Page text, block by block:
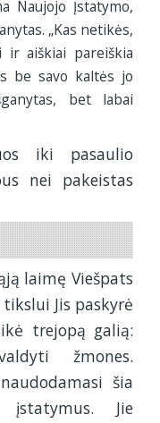
Naujojo Įstatymo,
„Kas netikės,
ir aiškiai pareiškia
be savo kaltės jo
bet labai
iki pasaulio
nei pakeistas
laimę Viešpats
tikslui Jis paskyrė
trejopą galią:
žmones.
šia
įstatymus. Jie